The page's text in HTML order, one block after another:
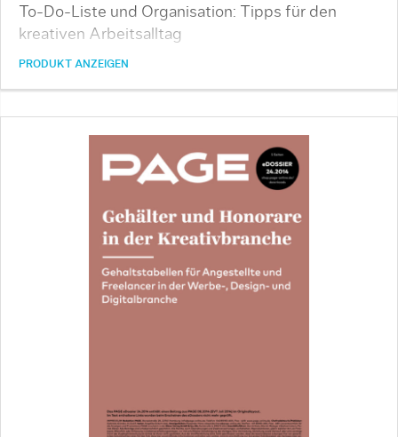
To-Do-Liste und Organisation: Tipps für den
kreativen Arbeitsalltag
PRODUKT ANZEIGEN